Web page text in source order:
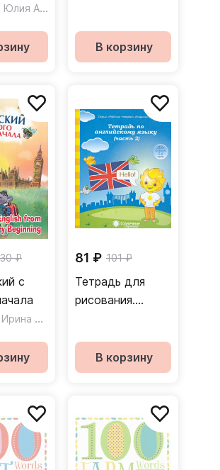
Комарова Юлия Александровна
В корзину
₽
с
Вронская Ирина Владимировна
81 ₽ 101 ₽
Тетрадь для
рисования.
В корзину